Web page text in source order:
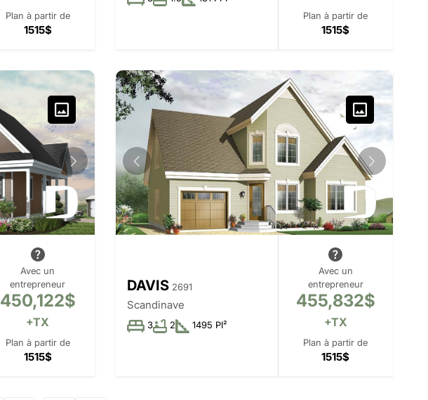
Plan à partir de
1515$
Plan à partir de
1515$
Avec un
entrepreneur
450,122$
+TX
Plan à partir de
1515$
DAVIS 2691
Scandinave
3 2 1495 PI²
Avec un
entrepreneur
455,832$
+TX
Plan à partir de
1515$